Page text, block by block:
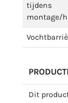
tijdens
montage/
Dit